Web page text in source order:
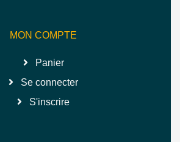
MON COMPTE
Panier
Se connecter
S'inscrire